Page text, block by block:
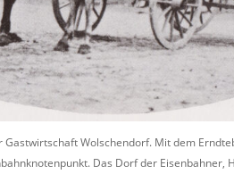
Wolschendorf. Mit dem
Das Dorf der Eisenbahner,